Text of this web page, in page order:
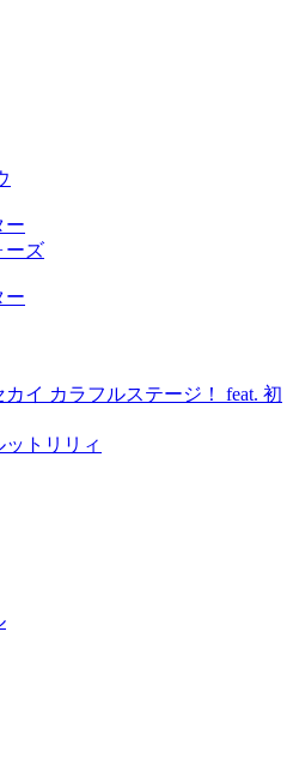
ー
ーズ
ー
イ カラフルステージ！ feat. 初
トリリィ